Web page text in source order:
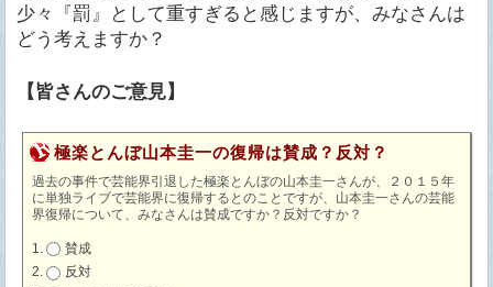
少々『罰』として重すぎると感じますが、みなさんは
どう考えますか？
【皆さんのご意見】
極楽とんぼ山本圭一の復帰は賛成？反対？
過去の事件で芸能界引退した極楽とんぼの山本圭一さんが、２０１５年
に単独ライブで芸能界に復帰するとのことですが、山本圭一さんの芸能
界復帰について、みなさんは賛成ですか？反対ですか？
賛成
反対